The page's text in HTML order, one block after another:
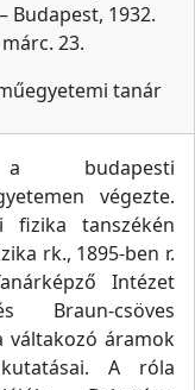
Budapest, 1932.
márc. 23.
tanár
a budapesti
végezte.
fizika tanszékén
rk., 1895-ben r.
Intézet
Braun-csöves
áramok
A róla